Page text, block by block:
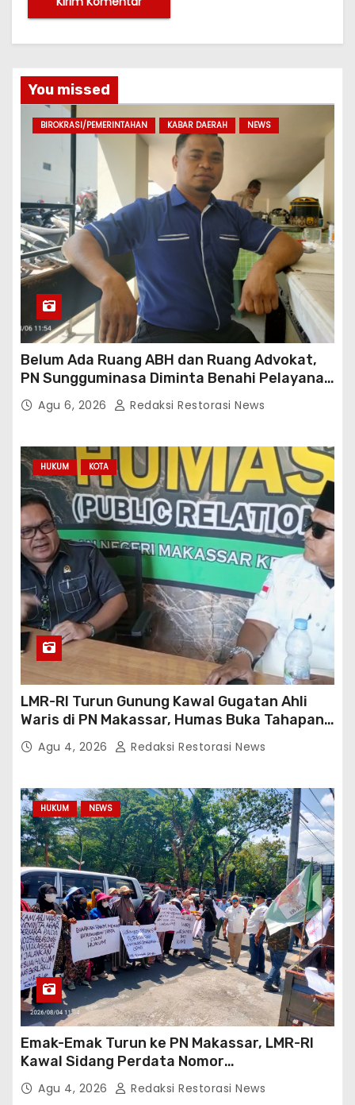
You missed
BIROKRASI/PEMERINTAHAN KABAR DAERAH NEWS
Belum Ada Ruang ABH dan Ruang Advokat,
PN Sungguminasa Diminta Benahi Pelayanan
PublikAgu 6, 2026 Redaksi Restorasi News
HUKUM KOTA
LMR-RI Turun Gunung Kawal Gugatan Ahli
Waris di PN Makassar, Humas Buka Tahapan
Persidangan
Agu 4, 2026 Redaksi Restorasi News
HUKUM NEWS
Emak-Emak Turun ke PN Makassar, LMR-RI
Kawal Sidang Perdata Nomor
254/Pdt.G/2026/PN Mks
Agu 4, 2026 Redaksi Restorasi News